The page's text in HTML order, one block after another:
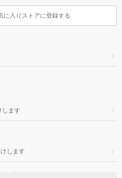
に入りストアに登録する
します
します